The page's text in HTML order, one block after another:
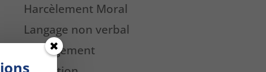
Harcèlement Moral
Langage non verbal
Management